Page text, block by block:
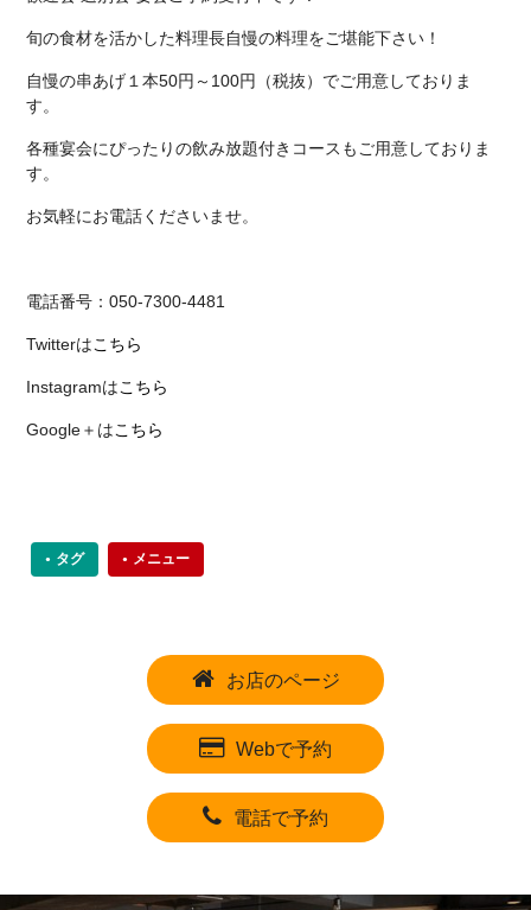
旬の食材を活かした料理長自慢の料理をご堪能下さい！
自慢の串あげ１本50円～100円（税抜）でご用意しておりま
す。
各種宴会にぴったりの飲み放題付きコースもご用意しておりま
す。
お気軽にお電話くださいませ。
電話番号：050-7300-4481
Twitterはこちら
Instagramはこちら
Google＋はこちら
タグ メニュー
お店のページ
Webで予約
電話で予約